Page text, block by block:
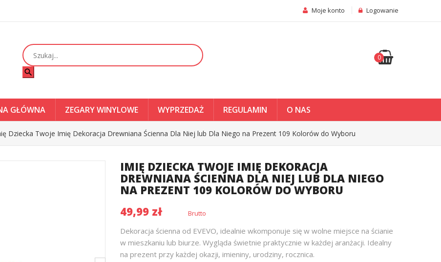
Logowanie
Moje konto
0
search
GŁÓWNA ZEGARY WINYLOWE WYPRZEDAŻ REGULAMIN O NAS
Dziecka Twoje Imię Dekoracja Drewniana Ścienna Dla Niej lub Dla Niego na Prezent 109 Kolorów do Wyboru
IMIĘ DZIECKA TWOJE IMIĘ DEKORACJA
DREWNIANA ŚCIENNA DLA NIEJ LUB DLA NIEGO
NA PREZENT 109 KOLORÓW DO WYBORU
49,99 zł
Brutto
Dekoracja ścienna od EVEVO, idealnie wkomponuje się w wolne miejsce na ścianie
w mieszkaniu lub biurze. Wygląda świetnie praktycznie w każdej aranżacji. Idealny
na prezent przy każdej okazji, imieniny, urodziny, rocznica.